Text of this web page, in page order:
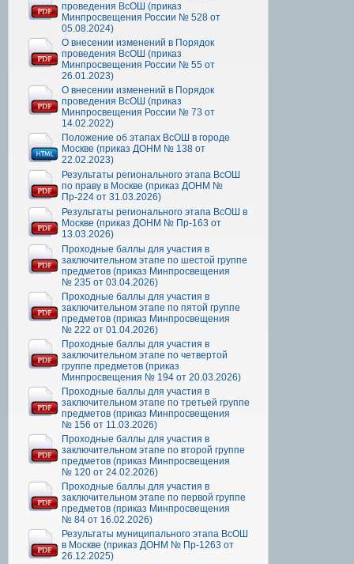
проведения ВсОШ (приказ
Минпросвещения России № 528 от
05.08.2024)
О внесении изменений в Порядок
проведения ВсОШ (приказ
Минпросвещения России № 55 от
26.01.2023)
О внесении изменений в Порядок
проведения ВсОШ (приказ
Минпросвещения России № 73 от
14.02.2022)
Положение об этапах ВсОШ в городе
Москве (приказ ДОНМ № 138 от
22.02.2023)
Результаты регионального этапа ВсОШ
по праву в Москве (приказ ДОНМ №
Пр-224 от 31.03.2026)
Результаты регионального этапа ВсОШ в
Москве (приказ ДОНМ № Пр-163 от
13.03.2026)
Проходные баллы для участия в
заключительном этапе по шестой группе
предметов (приказ Минпросвещения
№ 235 от 03.04.2026)
Проходные баллы для участия в
заключительном этапе по пятой группе
предметов (приказ Минпросвещения
№ 222 от 01.04.2026)
Проходные баллы для участия в
заключительном этапе по четвертой
группе предметов (приказ
Минпросвещения № 194 от 20.03.2026)
Проходные баллы для участия в
заключительном этапе по третьей группе
предметов (приказ Минпросвещения
№ 156 от 11.03.2026)
Проходные баллы для участия в
заключительном этапе по второй группе
предметов (приказ Минпросвещения
№ 120 от 24.02.2026)
Проходные баллы для участия в
заключительном этапе по первой группе
предметов (приказ Минпросвещения
№ 84 от 16.02.2026)
Результаты муниципального этапа ВсОШ
в Москве (приказ ДОНМ № Пр-1263 от
26.12.2025)